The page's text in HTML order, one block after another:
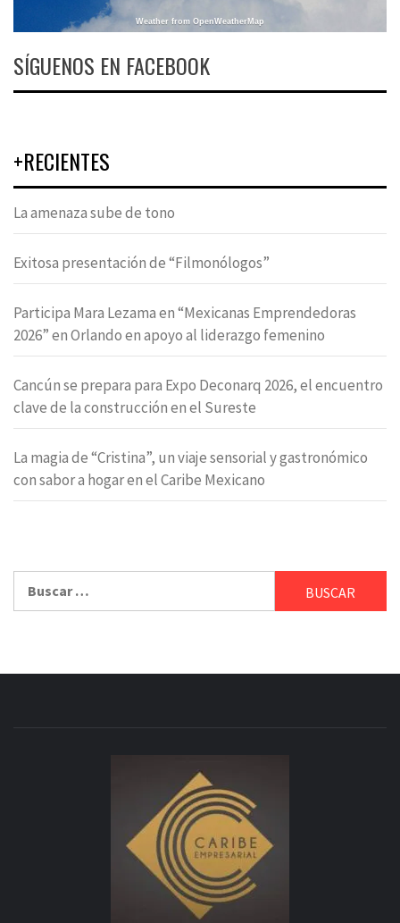
Weather from OpenWeatherMap
SÍGUENOS EN FACEBOOK
+RECIENTES
La amenaza sube de tono
Exitosa presentación de “Filmonólogos”
Participa Mara Lezama en “Mexicanas Emprendedoras
2026” en Orlando en apoyo al liderazgo femenino
Cancún se prepara para Expo Deconarq 2026, el encuentro
clave de la construcción en el Sureste
La magia de “Cristina”, un viaje sensorial y gastronómico
con sabor a hogar en el Caribe Mexicano